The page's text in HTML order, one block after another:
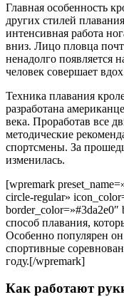
Главная особенность
других стилей
интенсивная работа
вниз. Лицо пловца
ненадолго появляется
человек совершает
Техника плавания
разработана
века. Проработав все
методические
спортсмены. За
изменилась.
[wpremark
circle-regular»
способ плавания,
Особенно популярен
спортивные
году.[/wpremark]
Как работают